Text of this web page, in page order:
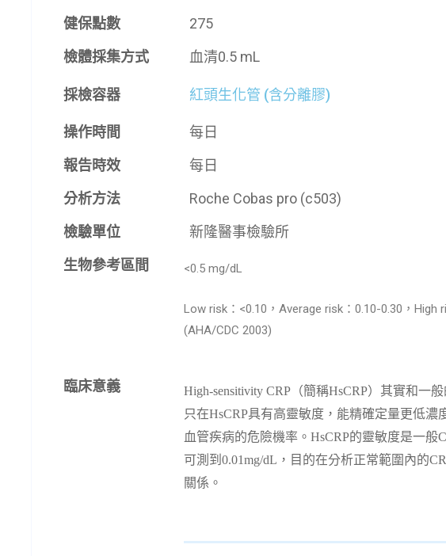
健保點數
275
檢體採集方式
血清0.5 mL
採檢容器 紅頭生化管 (含分離膠)
操作時間
每日
報告時效
每日
分析方法
Roche Cobas pro (c503)
檢驗單位
新隆醫事檢驗所
生物參考區間
<0.5 mg/dL
Low risk：<0.10，Average risk：0.10-0.30，High
(AHA/CDC 2003)
臨床意義 High-sensitivity CRP（簡稱HsCRP）其實和一般
只在HsCRP具有高靈敏度，能精確定量更低濃
血管疾病的危險機率。 HsCRP的靈敏度是一般
可測到 0.01mg/dL ，目的在分析正常範圍內的
關係。